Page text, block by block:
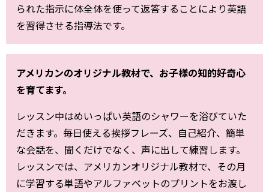
られた指示に体全体を使って返答することにより英語
を習得させる指導法です。
アメリカンのオリジナル教材で、お子様の知的好奇心
を育てます。
レッスン中はめいっぱい英語のシャワーを浴びていた
だきます。毎日使える挨拶フレーズ、自己紹介、簡単
な会話を、聞くだけでなく、声に出して練習します。
レッスンでは、アメリカンオリジナル教材で、その月
に学習する単語やアルファベットのプリントをお渡し